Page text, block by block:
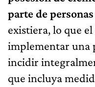
parte de
existiera, lo que
implementar una
incidir
que incluya